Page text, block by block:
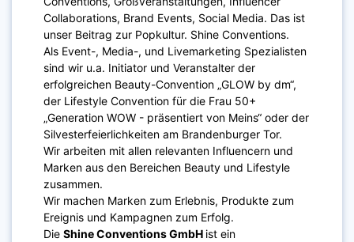
Collaborations, Brand Events, Social Media. Das ist
unser Beitrag zur Popkultur. Shine Conventions.
Als Event-, Media-, und Livemarketing Spezialisten
sind wir u.a. Initiator und Veranstalter der
erfolgreichen Beauty-Convention „GLOW by dm“,
der Lifestyle Convention für die Frau 50+
„Generation WOW - präsentiert von Meins“ oder der
Silvesterfeierlichkeiten am Brandenburger Tor.
Wir arbeiten mit allen relevanten Influencern und
Marken aus den Bereichen Beauty und Lifestyle
zusammen.
Wir machen Marken zum Erlebnis, Produkte zum
Ereignis und Kampagnen zum Erfolg.
Die Shine Conventions GmbH ist ein